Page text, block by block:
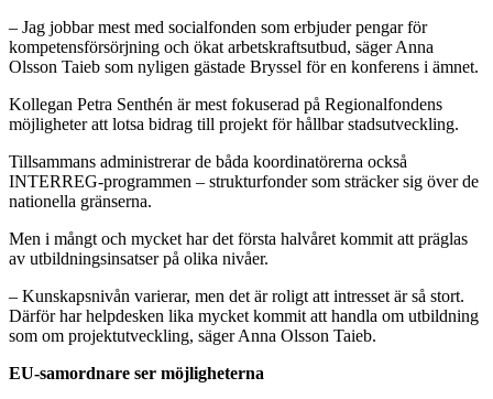
– Jag jobbar mest med socialfonden som erbjuder pengar för
kompetensförsörjning och ökat arbetskraftsutbud, säger Anna
Olsson Taieb som nyligen gästade Bryssel för en konferens i ämnet.
Kollegan Petra Senthén är mest fokuserad på Regionalfondens
möjligheter att lotsa bidrag till projekt för hållbar stadsutveckling.
Tillsammans administrerar de båda koordinatörerna också
INTERREG-programmen – strukturfonder som sträcker sig över de
nationella gränserna.
Men i mångt och mycket har det första halvåret kommit att präglas
av utbildningsinsatser på olika nivåer.
– Kunskapsnivån varierar, men det är roligt att intresset är så stort.
Därför har helpdesken lika mycket kommit att handla om utbildning
som om projektutveckling, säger Anna Olsson Taieb.
EU-samordnare ser möjligheterna